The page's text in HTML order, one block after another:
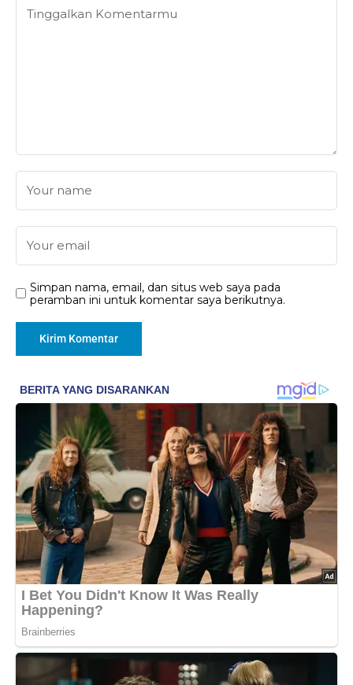
Simpan nama, email, dan situs web saya pada
peramban ini untuk komentar saya berikutnya.